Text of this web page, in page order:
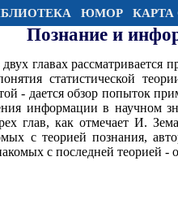
ЮМОР КАРТА
Познание и
главах рассматривается
статистической
- дается обзор попыток
информации в научном
глав, как отмечает И.
с теорией познания,
с последней теорией